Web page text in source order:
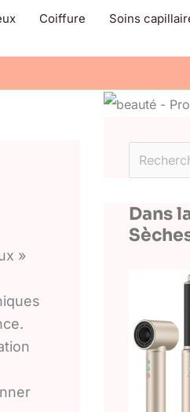
Coiffure
Soins
»
Dans